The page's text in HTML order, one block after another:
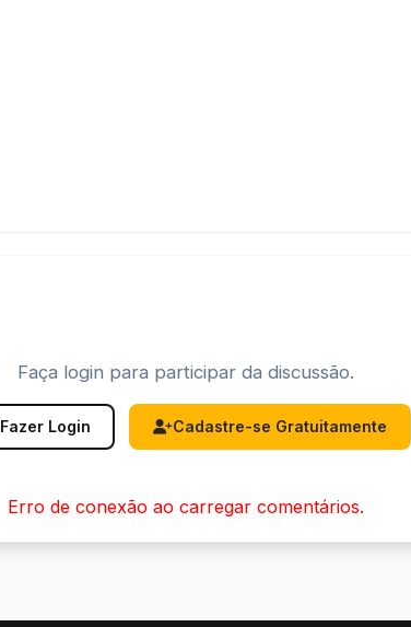
Faça login para participar da discussão.
Fazer Login Cadastre-se Gratuitamente
Erro de conexão ao carregar comentários.